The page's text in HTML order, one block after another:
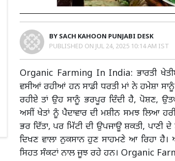
BY SACH KAHOON PUNJABI DESK
PUBLISHED ON JUL 24, 2025 10:14 AM IST
Organic Farming In India: ਭਾਰਤੀ
ਵਸੀਆਂ ਰਹੀਆਂ ਹਨ ਸਾਡੀ ਧਰਤੀ ਮਾਂ ਨੇ ਹਮੇਸ਼ਾ
ਰਹੀਏ ਤਾਂ ਉਹ ਸਾਨੂੰ ਭਰਪੂਰ ਦਿੰਦੀ ਹੈ, ਪੋਸ਼ਣ,
ਅਸੀਂ ਖੇਤਾਂ ਨੂੰ ਪੈਦਾਵਾਰ ਦੀ ਮਸ਼ੀਨ ਸਮਝ ਲਿਆ ਹਰੀ
ਭਰ ਦਿੱਤਾ, ਪਰ ਮਿੱਟੀ ਦੀ ਉਪਜਾਊ ਸ਼ਕਤੀ, ਪਾਣੀ
ਦਿਖਣ ਵਾਲਾ ਨੁਕਸਾਨ ਹੁਣ ਸਾਹਮਣੇ ਆ ਰਿਹਾ
ਸਿਹਤ ਸੰਕਟਾਂ ਨਾਲ ਜੂਝ ਰਹੇ ਹਨ। Organic